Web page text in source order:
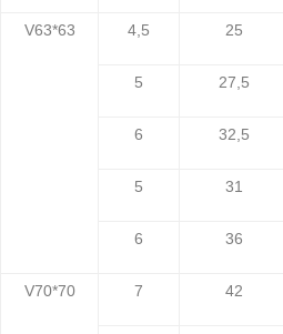
V63*63 4,5 25
5 27,5
6 32,5
5 31
6 36
V70*70 7 42